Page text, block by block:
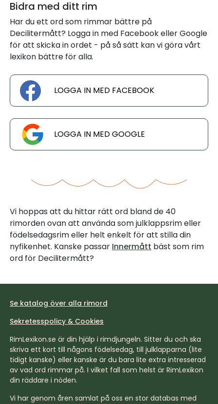
Bidra med ditt rim
Har du ett ord som rimmar bättre på
Decilitermått? Logga in med Facebook eller Google
för att skicka in ordet - på så sätt kan vi göra vårt
lexikon bättre för alla.
LOGGA IN MED FACEBOOK
LOGGA IN MED GOOGLE
Vi hoppas att du hittar rätt ord bland de 40
rimorden ovan att använda som julklappsrim eller
födelsedagsrim eller helt enkelt för att stilla din
nyfikenhet. Kanske passar Innermått bäst som rim
ord för Decilitermått?
Se katalog över alla rimord
Sekretesspolicy & Cookies
RimLexikon.se är din hjälp i rimdjungeln. Sitter du och ska
skriva ett kort till någons födelsedag, till julklapparna (lite
tidigt kanske) eller kanske är du bara lite extra intresserad
av vad ord rimmar på. I vilket fall som helst är RimLexikon
din räddare i nöden.
Vi har genom åren samlat på oss en stor databas med